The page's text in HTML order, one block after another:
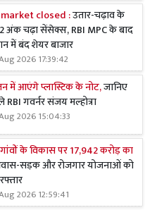
closed :उतार-चढ़ाव के
अंक चढ़ा सेंसेक्स, RBI MPC के बाद
में बंद शेयर बाजार
2026 17:39:42
में आएंगे प्लास्टिक के नोट,जानिए
RBI गवर्नर संजय मल्होत्रा
2026 15:04:33
के विकास पर 17,942 करोड़ का
सड़क और रोजगार योजनाओं को
2026 12:59:41